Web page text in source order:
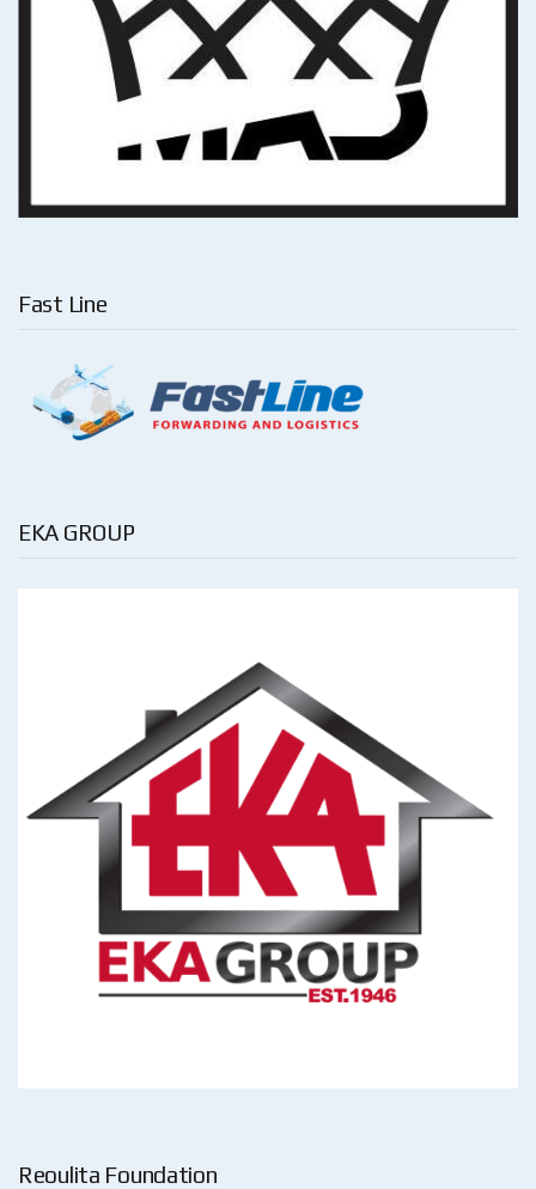
Fast Line
EKA GROUP
Reoulita Foundation